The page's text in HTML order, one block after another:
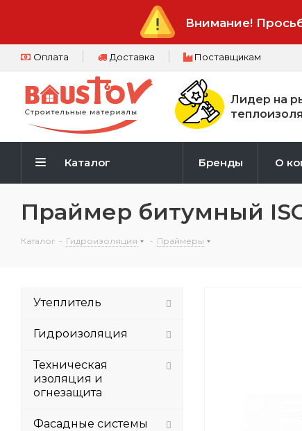
Внимание!
Оплата Доставка Поставщикам
Лидер на
Каталог Бренды О
Праймер битумный
Каталог - Гидроизоляция - Праймеры
Утеплитель
Гидроизоляция
Техническая
изоляция и
огнезащита
Фасадные системы